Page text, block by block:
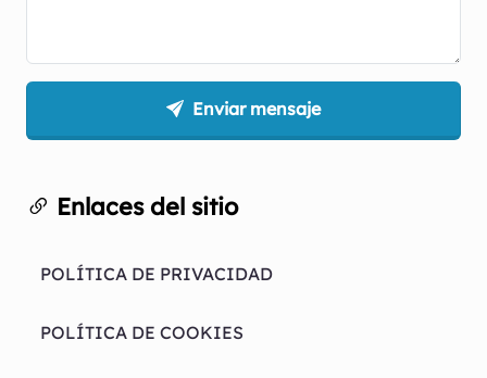
Enviar mensaje
Enlaces del sitio
POLÍTICA DE PRIVACIDAD
POLÍTICA DE COOKIES